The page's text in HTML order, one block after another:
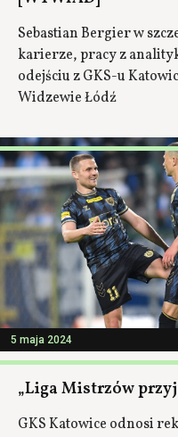
Sebastian Bergier w
karierze, pracy z
odejściu z GKS-u
Widzewie Łódź
5 maja 2024
„Liga Mistrzów
GKS Katowice odnosi